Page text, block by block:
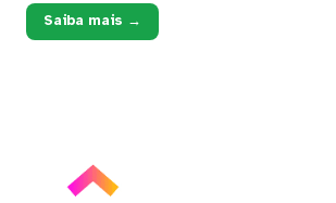
Saiba mais →